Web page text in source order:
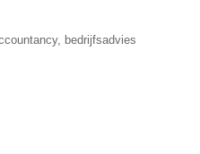
bedrijfsadvies